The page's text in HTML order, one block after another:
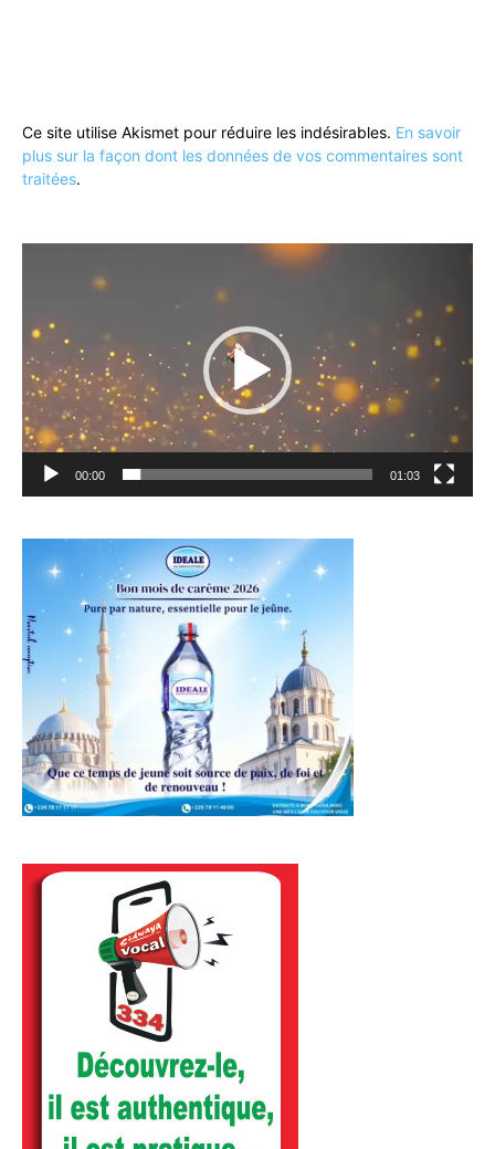
Ce site utilise Akismet pour réduire les indésirables. En savoir
plus sur la façon dont les données de vos commentaires sont
traitées.
00:00 01:03